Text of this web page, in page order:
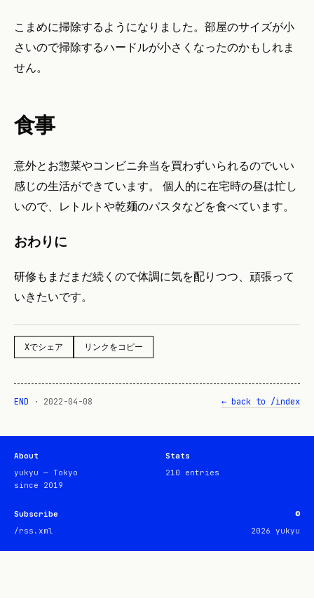
こまめに掃除するようになりました。部屋のサイズが小
さいので掃除するハードルが小さくなったのかもしれま
せん。
食事
意外とお惣菜やコンビニ弁当を買わずいられるのでいい
感じの生活ができています。 個人的に在宅時の昼は忙し
いので、レトルトや乾麺のパスタなどを食べています。
おわりに
研修もまだまだ続くので体調に気を配りつつ、頑張って
いきたいです。
Xでシェア リンクをコピー
END · 2022-04-08 ← back to /index
About
yukyu — Tokyo
since 2019
Stats
210 entries
Subscribe
/rss.xml
©
2026 yukyu